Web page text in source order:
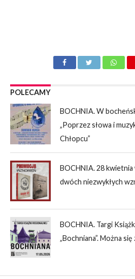
POLECAMY
BOCHNIA. W
„Poprzez słowa i
Chłopcu”
BOCHNIA. 28
dwóch niezwykłych
BOCHNIA. Targi
„Bochniana”. Można się